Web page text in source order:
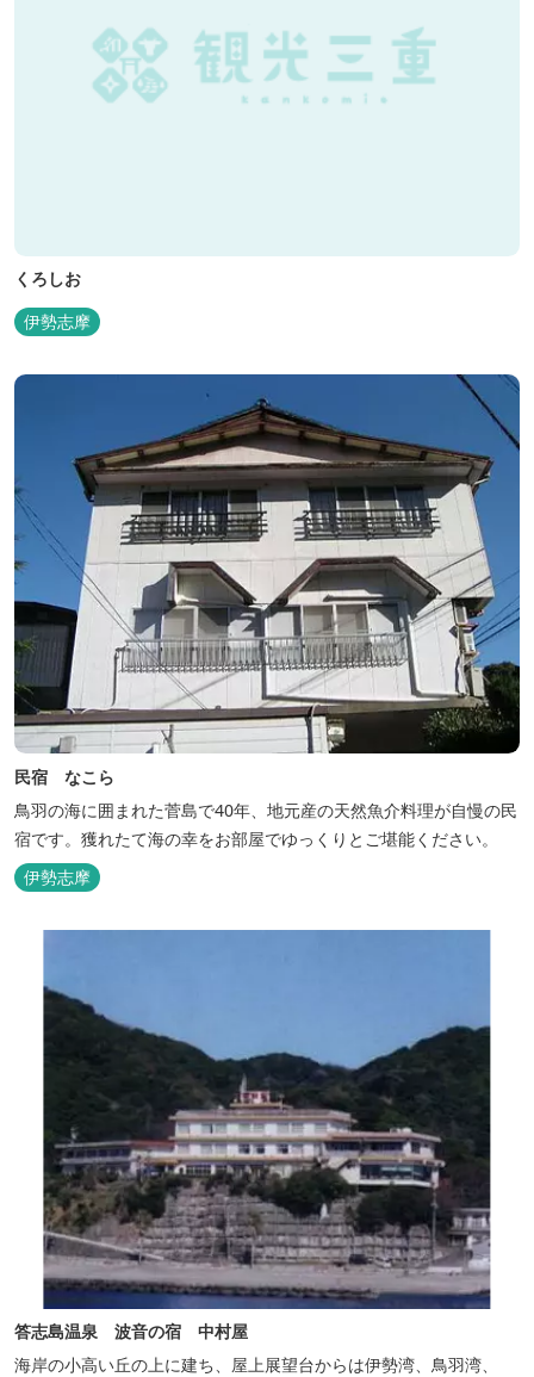
くろしお
伊勢志摩
民宿 なこら
鳥羽の海に囲まれた菅島で40年、地元産の天然魚介料理が自慢の民
宿です。獲れたて海の幸をお部屋でゆっくりとご堪能ください。
伊勢志摩
答志島温泉 波音の宿 中村屋
海岸の小高い丘の上に建ち、屋上展望台からは伊勢湾、鳥羽湾、